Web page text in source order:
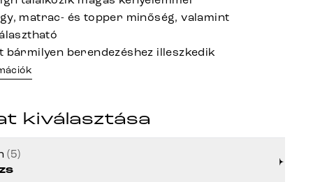
matrac- és topper minőség, valamint
bármilyen berendezéshez illeszkedik
kiválasztása
(5)